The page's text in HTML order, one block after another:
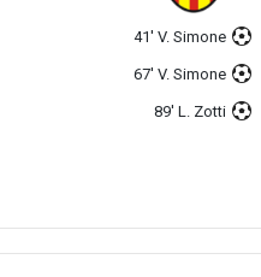
41' V. Simone
67' V. Simone
89' L. Zotti